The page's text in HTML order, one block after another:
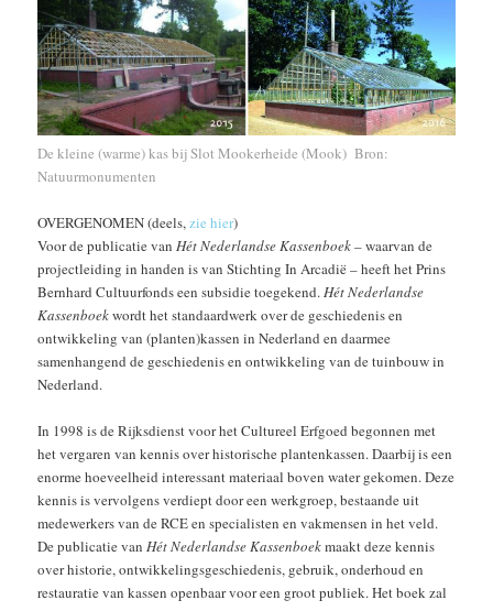
De kleine (warme) kas bij Slot Mookerheide (Mook) Bron:
Natuurmonumenten
OVERGENOMEN (deels,zie hier)
Voor de publicatie vanHét Nederlandse Kassenboek– waarvan de
projectleiding in handen is van Stichting In Arcadië – heeft het Prins
Bernhard Cultuurfonds een subsidie toegekend.Hét Nederlandse
Kassenboekwordt het standaardwerk over de geschiedenis en
ontwikkeling van (planten)kassen in Nederland en daarmee
samenhangend de geschiedenis en ontwikkeling van de tuinbouw in
Nederland.
In 1998 is de Rijksdienst voor het Cultureel Erfgoed begonnen met
het vergaren van kennis over historische plantenkassen. Daarbij is een
enorme hoeveelheid interessant materiaal boven water gekomen. Deze
kennis is vervolgens verdiept door een werkgroep, bestaande uit
medewerkers van de RCE en specialisten en vakmensen in het veld.
De publicatie vanHét Nederlandse Kassenboekmaakt deze kennis
over historie, ontwikkelingsgeschiedenis, gebruik, onderhoud en
restauratie van kassen openbaar voor een groot publiek. Het boek zal